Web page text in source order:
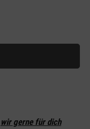
wir gerne für dich